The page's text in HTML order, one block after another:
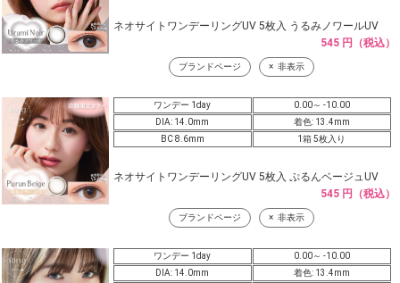
ネオサイトワンデーリングUV 5枚入 うるみノワールUV
545 円（税込）
ブランドページ 非表示
ワンデー 1day
0.00～ -10.00
DIA: 14.0mm
着色: 13.4mm
BC 8.6mm
1箱 5枚入り
ネオサイトワンデーリングUV 5枚入 ぷるんベージュUV
545 円（税込）
ブランドページ 非表示
ワンデー 1day
0.00～ -10.00
DIA: 14.0mm
着色: 13.4mm